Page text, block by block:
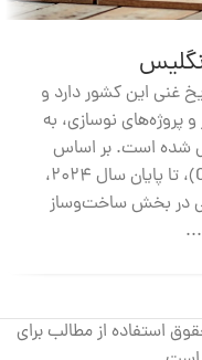
غنی این کشور دارد و
نوسازی، به
شده است. بر اساس
گزارش سازمان ملی آمار انگلیس (ONS)، تا پایان سال ۲۰۲۴،
خالی در بخش ساخت‌وساز
تمامی حقوق استفاده از مطالب برای